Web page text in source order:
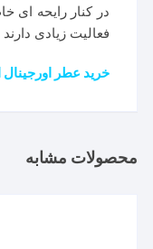
در کنار رایحه ای
فعالیت زیادی
خرید عطر
محصولات مشابه